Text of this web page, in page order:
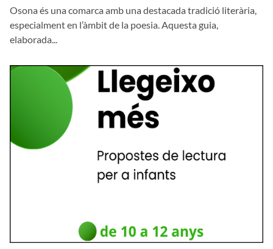
Osona és una comarca amb una destacada tradició literària,
especialment en l’àmbit de la poesia. Aquesta guia,
elaborada...